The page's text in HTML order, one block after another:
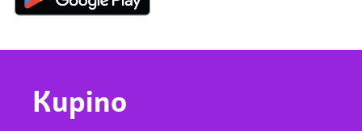
Kupino